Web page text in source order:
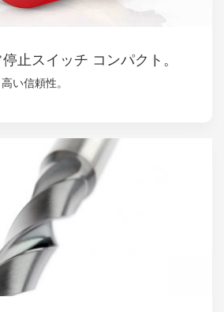
止スイッチ コンパクト。
い信頼性。